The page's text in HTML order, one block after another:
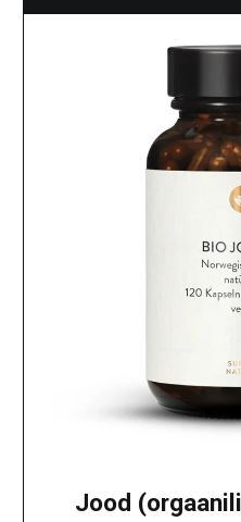
Jood